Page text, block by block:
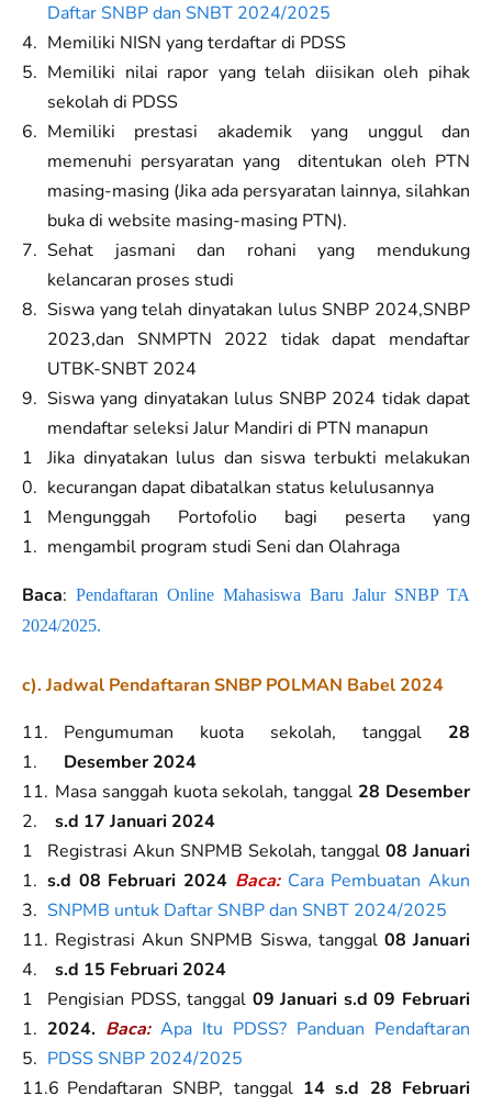
Daftar SNBP dan SNBT 2024/2025
Memiliki NISN yang terdaftar di PDSS
Memiliki nilai rapor yang telah diisikan oleh pihak
sekolah di PDSS
Memiliki prestasi akademik yang unggul dan
memenuhi persyaratan yang ditentukan oleh PTN
masing-masing (Jika ada persyaratan lainnya, silahkan
buka di website masing-masing PTN).
Sehat jasmani dan rohani yang mendukung
kelancaran proses studi
Siswa yang telah dinyatakan lulus SNBP 2024,SNBP
2023,dan SNMPTN 2022 tidak dapat mendaftar
UTBK-SNBT 2024
Siswa yang dinyatakan lulus SNBP 2024 tidak dapat
mendaftar seleksi Jalur Mandiri di PTN manapun
Jika dinyatakan lulus dan siswa terbukti melakukan
kecurangan dapat dibatalkan status kelulusannya
Mengunggah Portofolio bagi peserta yang
mengambil program studi Seni dan Olahraga
Baca: Pendaftaran Online Mahasiswa Baru Jalur SNBP TA
2024/2025.
c). Jadwal Pendaftaran SNBP POLMAN Babel 2024
Pengumuman kuota sekolah, tanggal 28
Desember 2024
Masa sanggah kuota sekolah, tanggal 28 Desember
s.d 17 Januari 2024
Registrasi Akun SNPMB Sekolah, tanggal08 Januari
s.d 08 Februari 2024 Baca: Cara Pembuatan Akun
SNPMB untuk Daftar SNBP dan SNBT 2024/2025
Registrasi Akun SNPMB Siswa, tanggal 08 Januari
s.d 15 Februari 2024
Pengisian PDSS, tanggal 09 Januari s.d 09 Februari
2024. Baca: Apa Itu PDSS? Panduan Pendaftaran
PDSS SNBP 2024/2025
Pendaftaran SNBP, tanggal 14 s.d 28 Februari